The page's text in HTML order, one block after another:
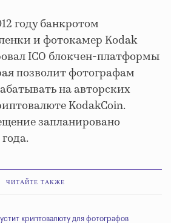
году банкротом
и фотокамер Kodak
ICO блокчен-платформы
позволит фотографам
на авторских
KodakCoin.
запланировано
ЧИТАЙТЕ ТАКЖЕ
криптовалюту для фотографов